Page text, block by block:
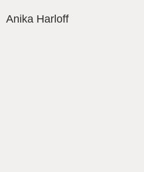
Anika Harloff